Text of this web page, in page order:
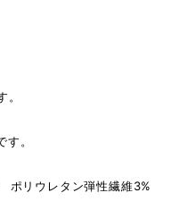
。
リウレタン弾性繊維3%